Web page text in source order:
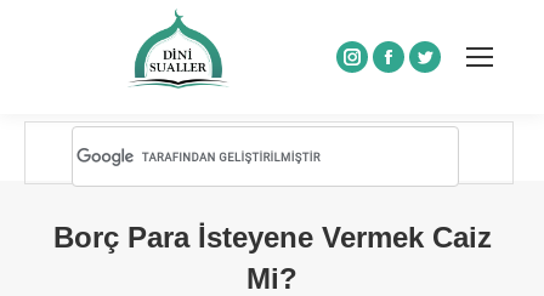
Instagram
Facebook
Twitter
Borç Para İsteyene Vermek Caiz
Mi?